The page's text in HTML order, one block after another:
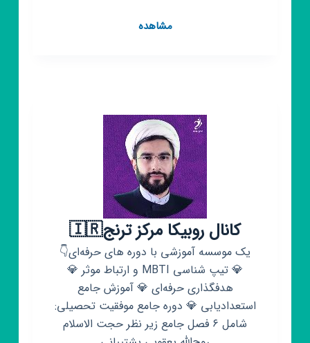
مشاهدهکانال
برادران
کانال روبیکا مرکز ترنج🇮🇷
یک موسسه آموزشی با دوره های حرفه‌ای👇
💎 تیپ شناسی MBTI و ارتباط موثر 💎
هدفگذاری حرفه‌ای 💎 آموزش جامع
استعدادیابی 💎 دوره جامع موفقیت تحصیلی:
شامل ۶ فصل جامع زیر نظر حجت الاسلام